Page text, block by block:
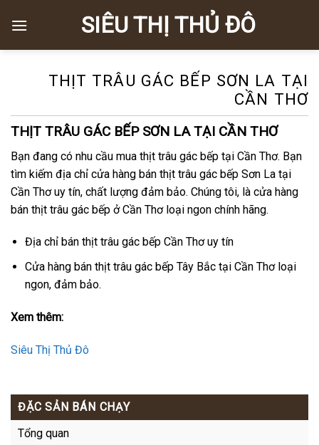
đến
SIÊU THỊ THỦ ĐÔ
THỊT TRÂU GÁC BẾP SƠN LA TẠI
CẦN THƠ
THỊT TRÂU GÁC BẾP SƠN LA TẠI CẦN THƠ
Bạn đang có nhu cầu mua thịt trâu gác bếp tại Cần Thơ. Bạn
tìm kiếm địa chỉ cửa hàng bán thịt trâu gác bếp Sơn La tại
Cần Thơ uy tín, chất lượng đảm bảo. Chúng tôi, là cửa hàng
bán thịt trâu gác bếp ở Cần Thơ loại ngon chính hãng.
Địa chỉ bán thịt trâu gác bếp Cần Thơ uy tín
Cửa hàng bán thịt trâu gác bếp Tây Bắc tại Cần Thơ loại
ngon, đảm bảo.
Xem thêm:
Siêu Thị Thủ Đô
ĐẶC SẢN BÁN CHẠY
Tổng quan